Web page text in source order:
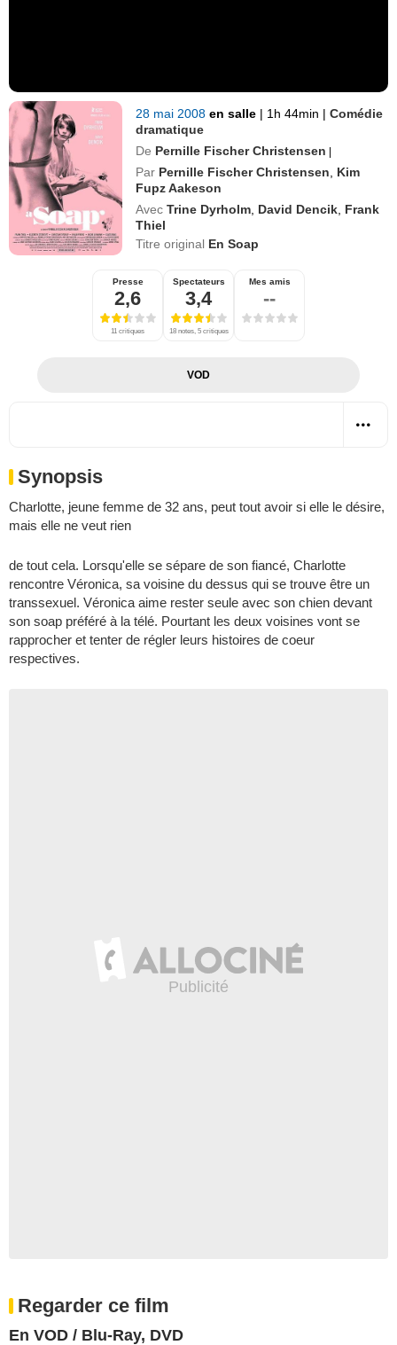
28 mai 2008en salle | 1h 44min | Comédie
dramatique
De Pernille Fischer Christensen |
Par Pernille Fischer Christensen
Kim
Fupz Aakeson
Avec Trine Dyrholm David Dencik Frank
Thiel
Titre original En Soap
Presse
2,6
11 critiques
Spectateurs
3,4
18 notes, 5 critiques
Mes amis
--
VOD
Synopsis
Charlotte, jeune femme de 32 ans, peut tout avoir si elle le désire,
mais elle ne veut rien
de tout cela. Lorsqu'elle se sépare de son fiancé, Charlotte
rencontre Véronica, sa voisine du dessus qui se trouve être un
transsexuel. Véronica aime rester seule avec son chien devant
son soap préféré à la télé. Pourtant les deux voisines vont se
rapprocher et tenter de régler leurs histoires de coeur
respectives.
Regarder ce film
En VOD / Blu-Ray, DVD